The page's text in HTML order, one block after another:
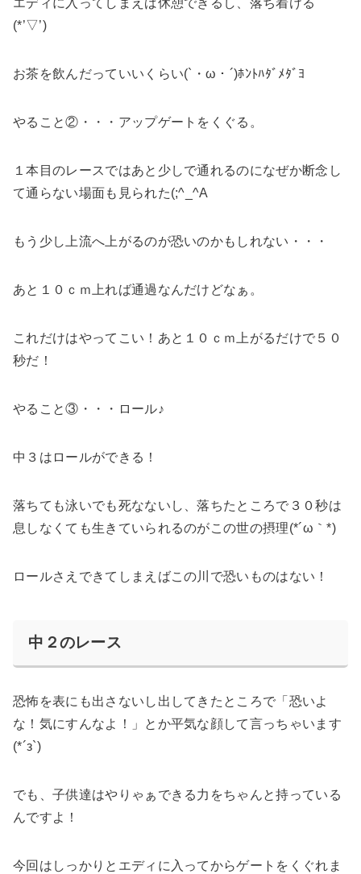
(*’▽’)
お茶を飲んだっていいくらい(`・ω・´)ﾎﾝﾄﾊﾀﾞﾒﾀﾞﾖ
やること②・・・アップゲートをくぐる。
１本目のレースではあと少しで通れるのになぜか断念し
て通らない場面も見られた(;^_^A
もう少し上流へ上がるのが恐いのかもしれない・・・
あと１０ｃｍ上れば通過なんだけどなぁ。
これだけはやってこい！あと１０ｃｍ上がるだけで５０
秒だ！
やること③・・・ロール♪
中３はロールができる！
落ちても泳いでも死なないし、落ちたところで３０秒は
息しなくても生きていられるのがこの世の摂理(*´ω｀*)
ロールさえできてしまえばこの川で恐いものはない！
中２のレース
恐怖を表にも出さないし出してきたところで「恐いよ
な！気にすんなよ！」とか平気な顔して言っちゃいます
(*´з`)
でも、子供達はやりゃぁできる力をちゃんと持っている
んですよ！
今回はしっかりとエディに入ってからゲートをくぐれま